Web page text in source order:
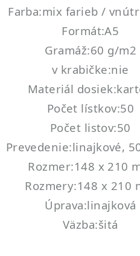
Farba:mix farieb /
Formát:A5
Gramáž:60 g/m2
v krabičke:nie
Materiál
Počet lístkov:50
Počet listov:50
Prevedenie:linajkové,
Rozmer:148 x 210
Rozmery:148 x 210
Úprava:linajková
Väzba:šitá